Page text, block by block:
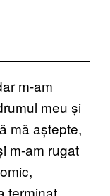
m-am
meu și
mă aștepte,
m-am rugat
terminat